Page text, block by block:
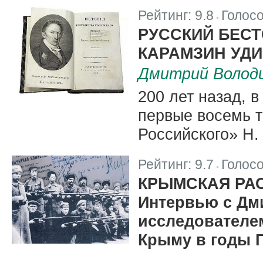
Рейтинг: 9.8
РУССКИЙ
КАРАМЗИН
Дмитрий
200 лет назад,
первые восемь
Российского»
Рейтинг: 9.7
КРЫМСКАЯ
Интервью с
Крыму в годы